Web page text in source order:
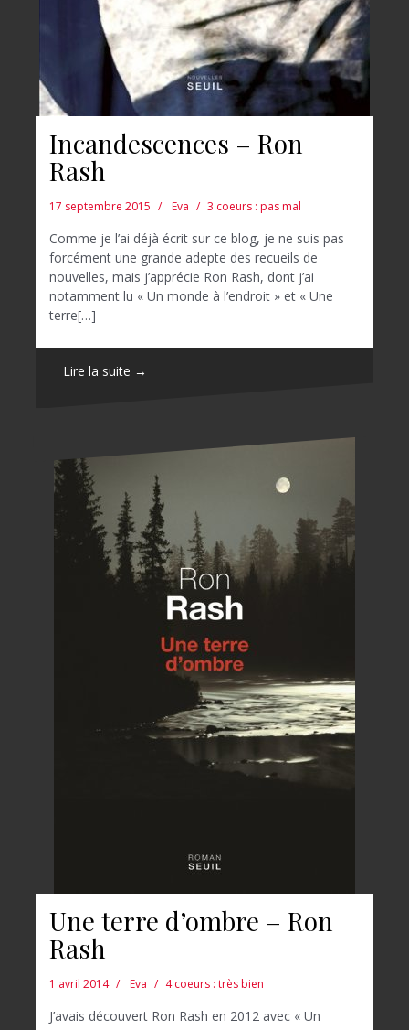
Incandescences – Ron
Rash
17 septembre 2015 Eva 3 coeurs : pas mal
Comme je l’ai déjà écrit sur ce blog, je ne suis pas
forcément une grande adepte des recueils de
nouvelles, mais j’apprécie Ron Rash, dont j’ai
notamment lu « Un monde à l’endroit » et « Une
terre[…]
Lire la suite →
Une terre d’ombre – Ron
Rash
1 avril 2014 Eva 4 coeurs : très bien
J’avais découvert Ron Rash en 2012 avec « Un